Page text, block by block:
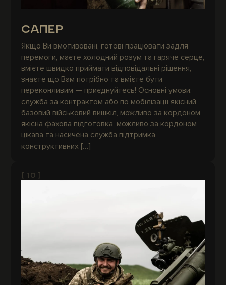
САПЕР
Якщо Ви вмотивовані, готові працювати задля
перемоги, маєте холодний розум та гаряче серце,
вмієте швидко приймати відповідальні рішення,
знаєте що Вам потрібно та вмієте бути
переконливим — приєднуйтесь! Основні умови:
служба за контрактом або по мобілізації якісний
базовий військовий вишкіл, можливо за кордоном
якісна фахова підготовка, можливо за кордоном
цікава та насичена служба підтримка
конструктивних […]
[ 10 ]